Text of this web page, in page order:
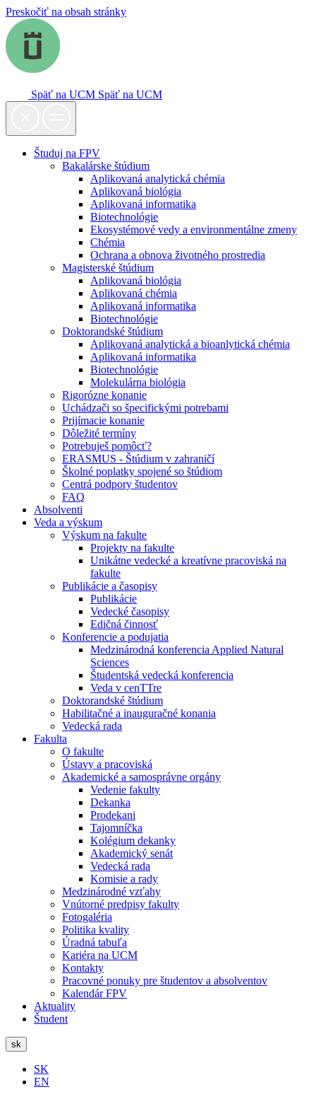
Preskočiť na obsah stránky
Späť na UCM Späť na UCM
Študuj na FPV
Bakalárske štúdium
Aplikovaná analytická chémia
Aplikovaná biológia
Aplikovaná informatika
Biotechnológie
Ekosystémové vedy a environmentálne zmeny
Chémia
Ochrana a obnova životného prostredia
Magisterské štúdium
Aplikovaná biológia
Aplikovaná chémia
Aplikovaná informatika
Biotechnológie
Doktorandské štúdium
Aplikovaná analytická a bioanlytická chémia
Aplikovaná informatika
Biotechnológie
Molekulárna biológia
Rigorózne konanie
Uchádzači so špecifickými potrebami
Prijímacie konanie
Dôležité termíny
Potrebuješ pomôcť?
ERASMUS - Štúdium v zahraničí
Školné poplatky spojené so štúdiom
Centrá podpory študentov
FAQ
Absolventi
Veda a výskum
Výskum na fakulte
Projekty na fakulte
Unikátne vedecké a kreatívne pracoviská na
fakulte
Publikácie a časopisy
Publikácie
Vedecké časopisy
Edičná činnosť
Konferencie a podujatia
Medzinárodná konferencia Applied Natural
Sciences
Študentská vedecká konferencia
Veda v cenTTre
Doktorandské štúdium
Habilitačné a inauguračné konania
Vedecká rada
Fakulta
O fakulte
Ústavy a pracoviská
Akademické a samosprávne orgány
Vedenie fakulty
Dekanka
Prodekani
Tajomníčka
Kolégium dekanky
Akademický senát
Vedecká rada
Komisie a rady
Medzinárodné vzťahy
Vnútorné predpisy fakulty
Fotogaléria
Politika kvality
Úradná tabuľa
Kariéra na UCM
Kontakty
Pracovné ponuky pre študentov a absolventov
Kalendár FPV
Aktuality
Študent
sk
SK
EN